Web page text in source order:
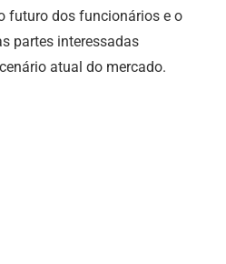
futuro dos funcionários e o
partes interessadas
atual do mercado.